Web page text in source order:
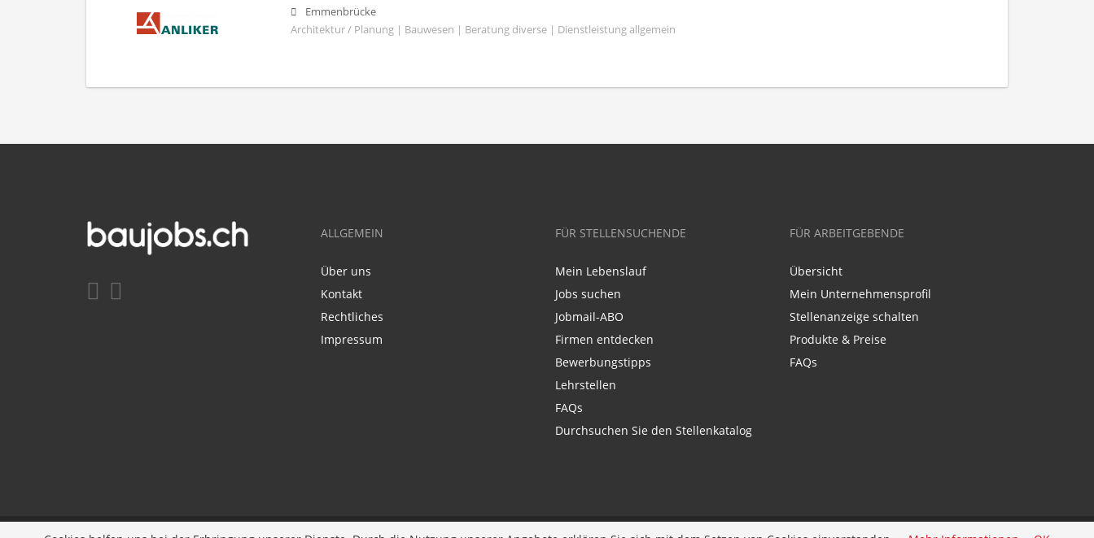
Emmenbrücke
Architektur / Planung | Bauwesen | Beratung diverse | Dienstleistung allgemein
ALLGEMEIN
Über uns
Kontakt
Rechtliches
Impressum
FÜR STELLENSUCHENDE
Mein Lebenslauf
Jobs suchen
Jobmail-ABO
Firmen entdecken
Bewerbungstipps
Lehrstellen
FAQs
Durchsuchen Sie den Stellenkatalog
FÜR ARBEITGEBENDE
Übersicht
Mein Unternehmensprofil
Stellenanzeige schalten
Produkte & Preise
FAQs